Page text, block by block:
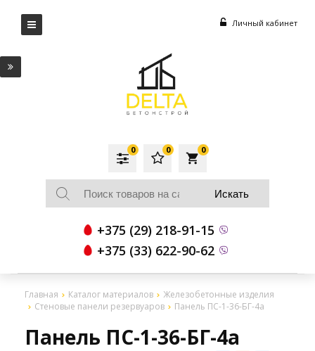
Личный кабинет
local_grocery_store
0
0
0
+375 (29) 218-91-15
+375 (33) 622-90-62
Главная Каталог материалов
Железобетонные изделия
Стеновые панели резервуаров
Панель ПС-1-36-БГ-4а
Панель ПС-1-36-БГ-4а